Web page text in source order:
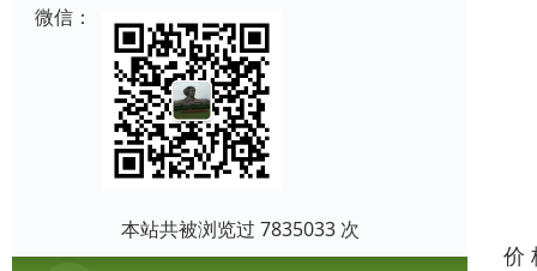
微信：
本站共被浏览过 7835033 次
价